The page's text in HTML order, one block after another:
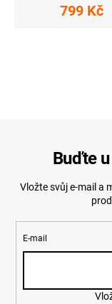
799 Kč
Buďte
Vložte svůj e-mail a
E-mail